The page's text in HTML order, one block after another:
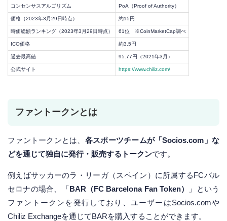
コンセンサスアルゴリズム PoA（Proof of Authority）
価格（2023年3月29日時点） 約15円
時価総額ランキング（2023年3月29日時点） 61位 ※CoinMarketCap調べ
ICO価格 約3.5円
過去最高値 95.77円（2021年3月）
公式サイト https://www.chiliz.com/
ファントークンとは
ファントークンとは、 各スポーツチームが「Socios.com」な
どを通じて独自に発行・販売するトークンです。
例えばサッカーのラ・リーガ（スペイン）に所属するFCバル
セロナの場合、「BAR（FC Barcelona Fan Token）
」という
ファントークンを発行しており、ユーザーはSocios.comや
Chiliz Exchangeを通じてBARを購入することができます。